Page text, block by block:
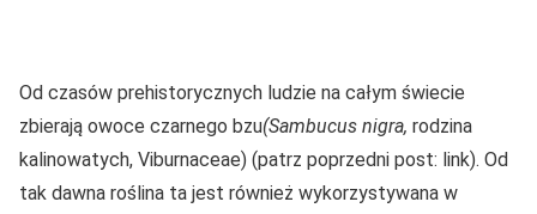
Od czasów prehistorycznych ludzie na całym świecie
zbierają owoce czarnego bzu(Sambucus nigra, rodzina
kalinowatych, Viburnaceae) (patrz poprzedni post: link). Od
tak dawna roślina ta jest również wykorzystywana w